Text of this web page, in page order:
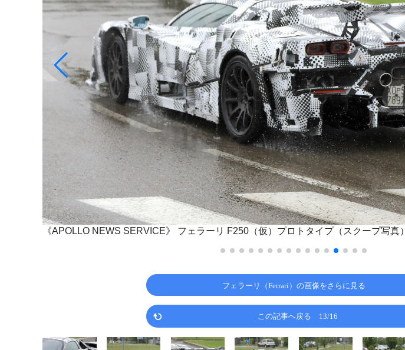
《APOLLO NEWS SERVICE》 フェラーリ F250（仮）プロトタイプ（スクープ写真）
フェラーリ（Ferrari）の画像をさらに見る
この記事へ戻る 13/16